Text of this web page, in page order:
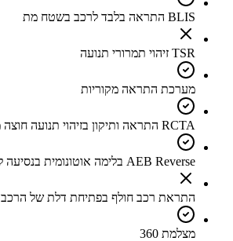
BLIS התראה בלבד לרכב בשטח מת
TSR זיהוי תמרורי תנועה
מערכת התראה מקוריות
RCTA התראה ותיקון בזיהוי תנועה חוצה מאחור
AEB Reverse בלימה אוטונומית בנסיעה לאחור
התראת רכב חולף בפתיחת דלת של הרכב
מצלמת 360